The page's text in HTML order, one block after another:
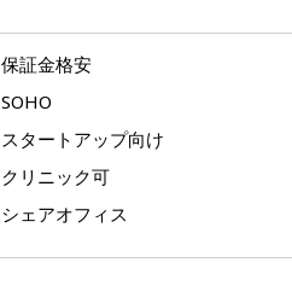
保証金格安
SOHO
スタートアップ向け
クリニック可
シェアオフィス